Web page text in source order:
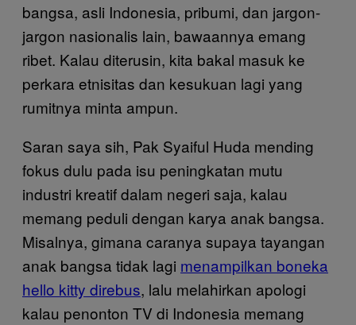
bangsa, asli Indonesia, pribumi, dan jargon-
jargon nasionalis lain, bawaannya emang
ribet. Kalau diterusin, kita bakal masuk ke
perkara etnisitas dan kesukuan lagi yang
rumitnya minta ampun.
Saran saya sih, Pak Syaiful Huda mending
fokus dulu pada isu peningkatan mutu
industri kreatif dalam negeri saja, kalau
memang peduli dengan karya anak bangsa.
Misalnya, gimana caranya supaya tayangan
anak bangsa tidak lagi menampilkan boneka
hello kitty direbus, lalu melahirkan apologi
kalau penonton TV di Indonesia memang